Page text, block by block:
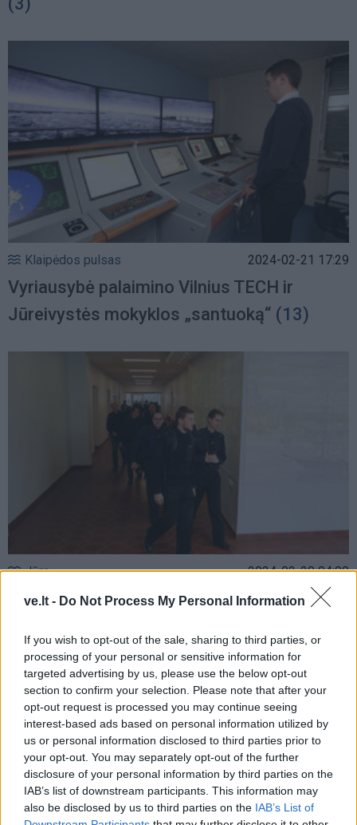
ve.lt - Do Not Process My Personal Information
If you wish to opt-out of the sale, sharing to third parties, or
processing of your personal or sensitive information for
targeted advertising by us, please use the below opt-out
section to confirm your selection. Please note that after your
opt-out request is processed you may continue seeing
interest-based ads based on personal information utilized by
us or personal information disclosed to third parties prior to
your opt-out. You may separately opt-out of the further
disclosure of your personal information by third parties on the
IAB’s list of downstream participants. This information may
also be disclosed by us to third parties on the IAB’s List of
Klaipėdos pulsas 2024-02-21 17:29
Vyriausybė palaimino Vilnius TECH ir
Jūreivystės mokyklos „santuoką“ (13)
Jūra 2024-02-20 04:00
Stojimo balą Jūreivystės mokykla